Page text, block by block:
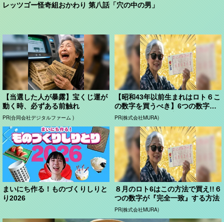
レッツゴー怪奇組おかわり 第八話「穴の中の男」
【当選した人が暴露】宝くじ運が
動く時、必ずある前触れ
PR(合同会社デジタルファーム )
【昭和43年以前生まれはロト６こ
の数字を買うべき】6つの数字が
「完全一致」する方...
PR(株式会社MURA)
まいにち作る！ものづくりしりと
り2026
８月のロト6はこの方法で買え!!６
つの数字が『完全一致』する方法
PR(株式会社MURA)